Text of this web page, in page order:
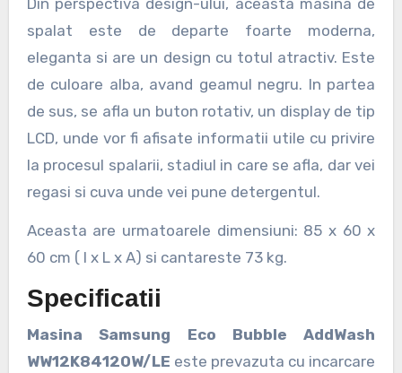
Din perspectiva design-ului, aceasta masina de
spalat este de departe foarte moderna,
eleganta si are un design cu totul atractiv. Este
de culoare alba, avand geamul negru. In partea
de sus, se afla un buton rotativ, un display de tip
LCD, unde vor fi afisate informatii utile cu privire
la procesul spalarii, stadiul in care se afla, dar vei
regasi si cuva unde vei pune detergentul.
Aceasta are urmatoarele dimensiuni: 85 x 60 x
60 cm ( l x L x A) si cantareste 73 kg.
Specificatii
Masina Samsung Eco Bubble AddWash
WW12K8412OW/LE este prevazuta cu incarcare